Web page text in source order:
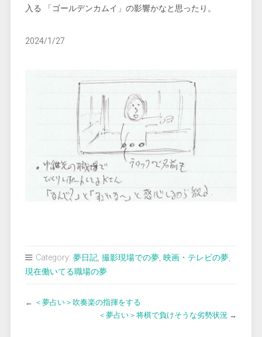
入る 「ゴールデンカムイ」の影響かなと思ったり。
2024/1/27
Category: 夢日記, 撮影現場での夢, 映画・テレビの夢,
現在働いてる職場の夢
← ＜夢占い＞吹奏楽の指揮をする
＜夢占い＞将棋で負けそうな劣勢状況 →